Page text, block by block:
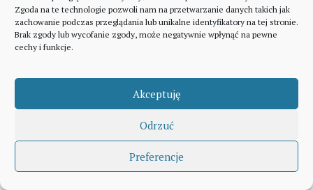
Zgoda na te technologie pozwoli nam na przetwarzanie danych takich jak
zachowanie podczas przeglądania lub unikalne identyfikatory na tej stronie.
Brak zgody lub wycofanie zgody, może negatywnie wpłynąć na pewne
cechy i funkcje.
Akceptuję
Odrzuć
Preferencje